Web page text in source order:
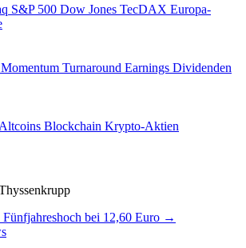
S&P 500 Dow Jones TecDAX Europa-
Turnaround Earnings Dividenden
Blockchain Krypto-Aktien
bei 12,60 Euro →